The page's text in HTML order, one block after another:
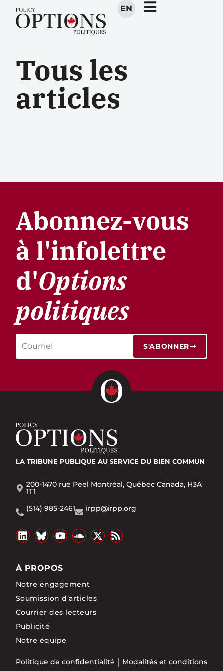
EN
Tous les
articles
Abonnez-vous
à l'infolettre
d'Options
politiques
S'ABONNER
LA TRIBUNE PUBLIQUE AU SERVICE DU BIEN COMMUN
200-1470 rue Peel Montréal, Québec Canada, H3A
1T1
(514) 985-2461
irpp@irpp.org
À PROPOS
Notre engagement
Soumission d’articles
Courrier des lecteurs
Publicité
Notre équipe
Politique de confidentialité Modalités et conditions